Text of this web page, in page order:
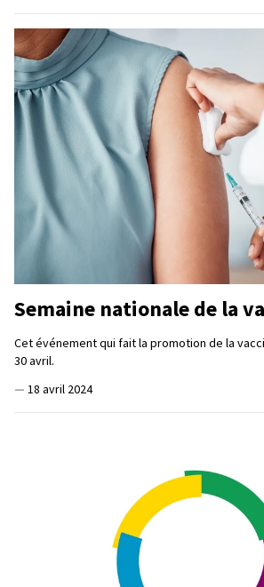
Semaine nationale de la
Cet événement qui fait la promotion de la
30 avril.
— 18 avril 2024